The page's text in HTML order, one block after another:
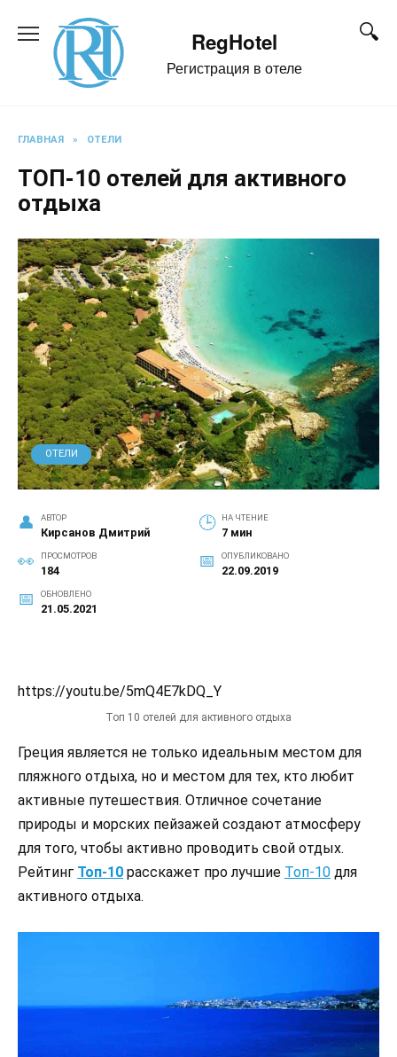
содержанию
RegHotel
Регистрация в отеле
ГЛАВНАЯ » ОТЕЛИ
TOП-10 отелей для активного
отдыха
ОТЕЛИ
АВТОР
Кирсанов Дмитрий
НА ЧТЕНИЕ
7 мин
ПРОСМОТРОВ
184
ОПУБЛИКОВАНО
22.09.2019
ОБНОВЛЕНО
21.05.2021
https://youtu.be/5mQ4E7kDQ_Y
Топ 10 отелей для активного отдыха
Греция является не только идеальным местом для
пляжного отдыха, но и местом для тех, кто любит
активные путешествия. Отличное сочетание
природы и морских пейзажей создают атмосферу
для того, чтобы активно проводить свой отдых.
Рейтинг Топ-10 расскажет про лучшие Топ-10 для
активного отдыха.